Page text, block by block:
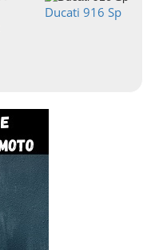
Ducati 916 Sp